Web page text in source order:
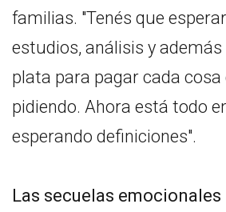
familias. "Tenés que
estudios, análisis y
plata para pagar cada cosa
pidiendo. Ahora está todo
esperando definiciones".
Las secuelas emocionales